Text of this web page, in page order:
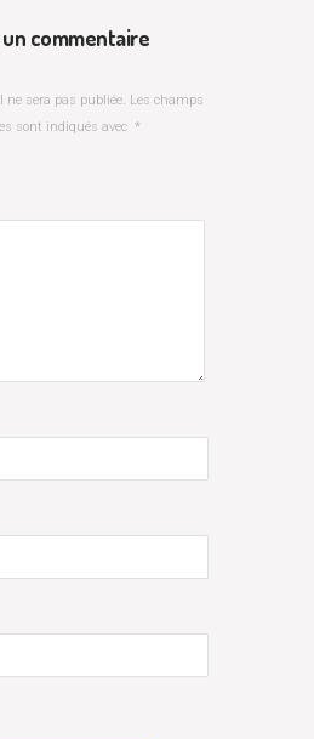
un commentaire
ne sera pas publiée. Les champs
sont indiqués avec *